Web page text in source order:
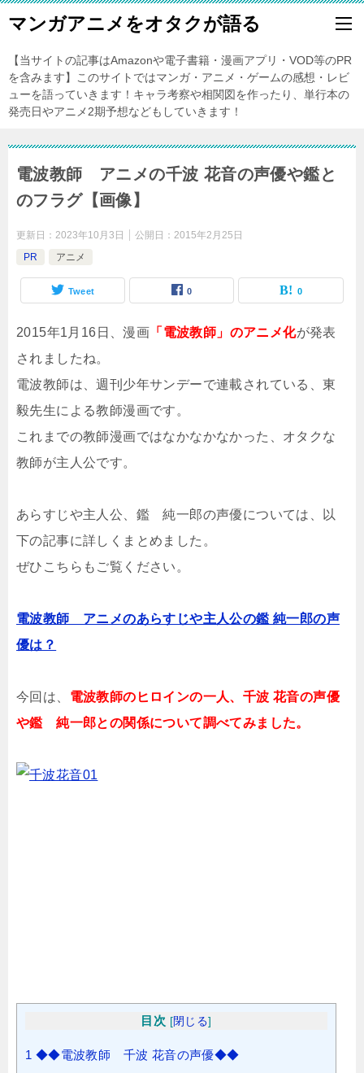
マンガアニメをオタクが語る
【当サイトの記事はAmazonや電子書籍・漫画アプリ・VOD等のPR
を含みます】このサイトではマンガ・アニメ・ゲームの感想・レビ
ューを語っていきます！キャラ考察や相関図を作ったり、単行本の
発売日やアニメ2期予想などもしていきます！
電波教師 アニメの千波 花音の声優や鑑と
のフラグ【画像】
更新日： 2023年10月3日 公開日： 2015年2月25日
PR
アニメ
Tweet 0 0
2015年1月16日、漫画 「電波教師」のアニメ化が発表
されましたね。
電波教師は、週刊少年サンデーで連載されている、東
毅先生による教師漫画です。
これまでの教師漫画ではなかなかなかった、オタクな
教師が主人公です。
あらすじや主人公、鑑 純一郎の声優については、以
下の記事に詳しくまとめました。
ぜひこちらもご覧ください。
電波教師 アニメのあらすじや主人公の鑑 純一郎の声
優は？
今回は、 電波教師のヒロインの一人、千波 花音の声優
や鑑 純一郎との関係について調べてみました。
目次 [閉じる]
1 ◆◆電波教師 千波 花音の声優◆◆